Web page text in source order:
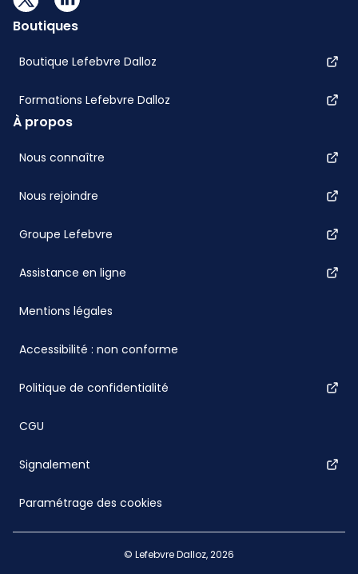
Boutiques
Boutique Lefebvre Dalloz
Formations Lefebvre Dalloz
À propos
Nous connaître
Nous rejoindre
Groupe Lefebvre
Assistance en ligne
Mentions légales
Accessibilité : non conforme
Politique de confidentialité
CGU
Signalement
Paramétrage des cookies
© Lefebvre Dalloz, 2026